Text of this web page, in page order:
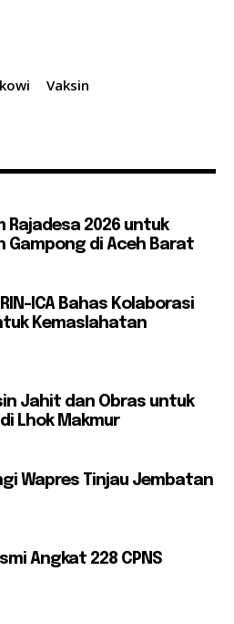
Vaksin
Rajadesa 2026 untuk
Gampong di Aceh Barat
ICA Bahas Kolaborasi
Kemaslahatan
Jahit dan Obras untuk
Lhok Makmur
Wapres Tinjau Jembatan
Angkat 228 CPNS